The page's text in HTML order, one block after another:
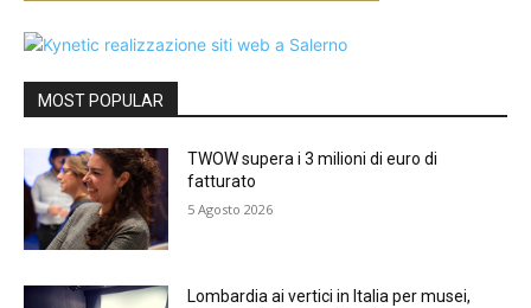
MOST POPULAR
TWOW supera i 3 milioni di euro di
fatturato
5 Agosto 2026
Lombardia ai vertici in Italia per musei,